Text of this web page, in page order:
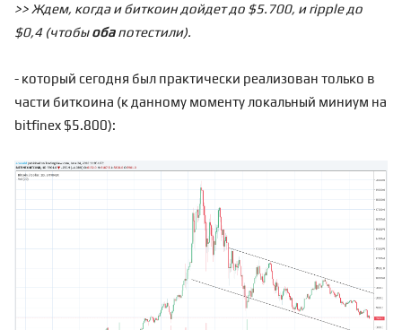
>> Ждем, когда и биткоин дойдет до $5.700, и ripple до
$0,4 (чтобыобапотестили).
- который сегодня был практически реализован только в
части биткоина (к данному моменту локальный миниум на
bitfinex $5.800):